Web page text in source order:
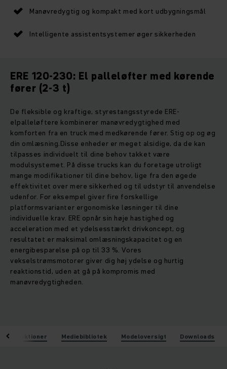
Manøvredygtig og kompakt med kort udbygningsmål
Intelligente assistentsystemer øger sikkerheden
ERE 120-230: El palleløfter med kørende
fører (2-3 t)
De fleksible og kraftige, styrestangsstyrede ERE-
elpalleløftere kombinerer manøvredygtighed med
komforten fra en truck med medkørende fører. Stig op og øg
din omlæsning.Disse enheder er meget alsidige, da de kan
tilpasses individuelt til dine behov takket være
modulsystemet. På disse trucks kan du foretage utroligt
mange modifikationer til dine behov, lige fra den øgede
effektivitet over mere sikkerhed og til udstyr til anvendelse
udenfor. For eksempel giver fire forskellige
platformsvarianter ergonomiske løsninger til dine
individuelle krav. ERE opnår sin høje hastighed og
acceleration med et ydelsesstærkt drivkoncept, og
resultatet er maksimal omlæsningskapacitet og en
energibesparelse på op til 33 %. Vores
vekselstrømsmotorer giver dig høj ydelse og hurtig
reaktionstid, uden at gå på kompromis med
manøvredygtigheden.
Funktioner Mediebibliotek Modeloversigt Downloads